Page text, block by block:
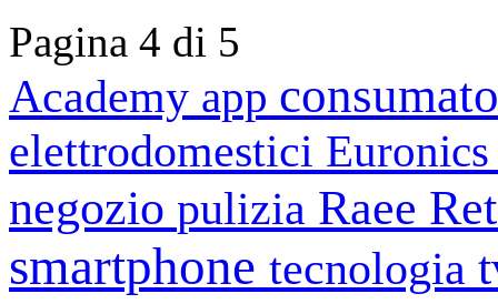
Pagina 4 di 5
Academy app
elettrodomestici
negozio pulizia Raee
smartphone tecnologia